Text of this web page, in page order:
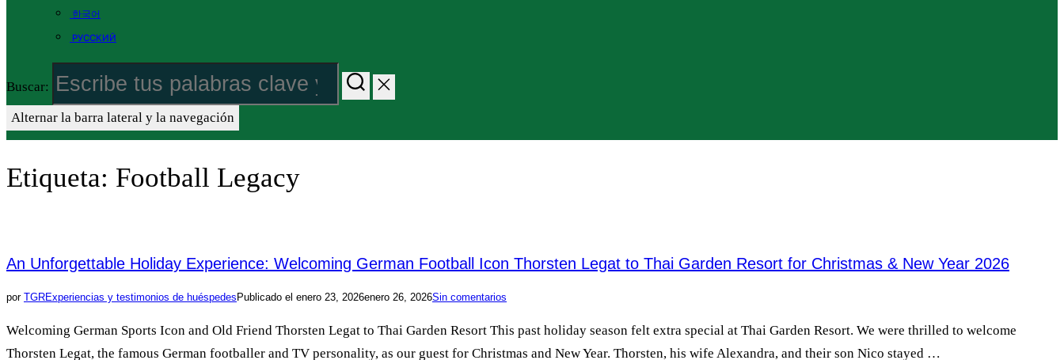
한국어
РУССКИЙ
Buscar:
Alternar la barra lateral y la navegación
Etiqueta: Football Legacy
An Unforgettable Holiday Experience: Welcoming German Football Icon Thorsten Legat to Thai Garden Resort for Christmas & New Year 2026
por TGRExperiencias y testimonios de huéspedesPublicado el enero 23, 2026enero 26, 2026Sin comentarios
Welcoming German Sports Icon and Old Friend Thorsten Legat to Thai Garden Resort This past holiday season felt extra special at Thai Garden Resort. We were thrilled to welcome
Thorsten Legat, the famous German footballer and TV personality, as our guest for Christmas and New Year. Thorsten, his wife Alexandra, and their son Nico stayed …